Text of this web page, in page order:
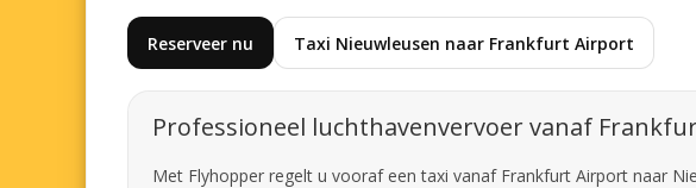
Reserveer nu Taxi Nieuwleusen naar Frankfurt Airport
Professioneel luchthavenvervoer vanaf
Met Flyhopper regelt u vooraf een taxi vanaf Frankfurt Airport naar